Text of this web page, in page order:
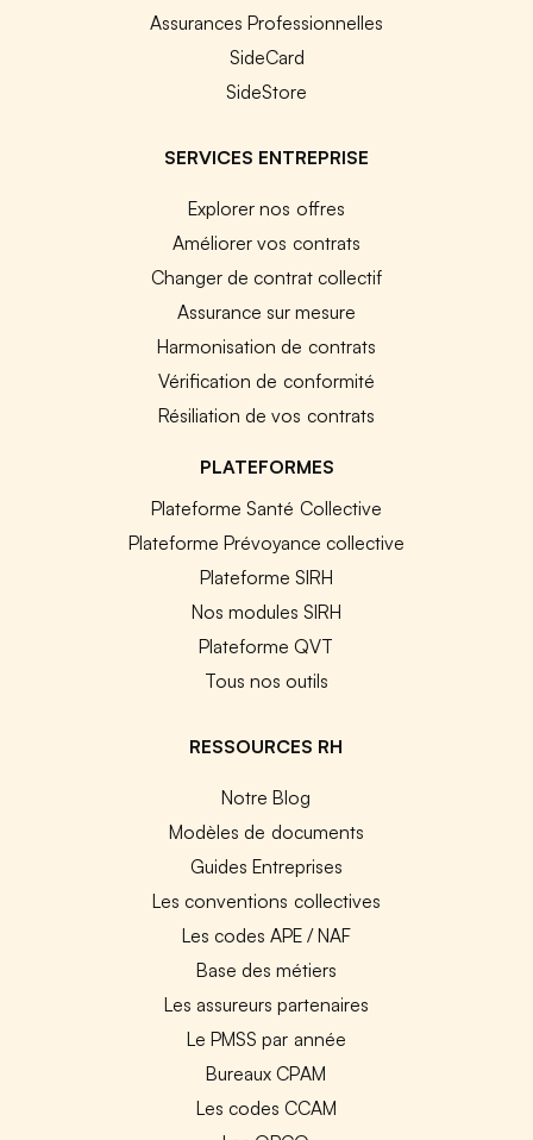
Assurances Professionnelles
SideCard
SideStore
SERVICES ENTREPRISE
Explorer nos offres
Améliorer vos contrats
Changer de contrat collectif
Assurance sur mesure
Harmonisation de contrats
Vérification de conformité
Résiliation de vos contrats
PLATEFORMES
Plateforme Santé Collective
Plateforme Prévoyance collective
Plateforme SIRH
Nos modules SIRH
Plateforme QVT
Tous nos outils
RESSOURCES RH
Notre Blog
Modèles de documents
Guides Entreprises
Les conventions collectives
Les codes APE / NAF
Base des métiers
Les assureurs partenaires
Le PMSS par année
Bureaux CPAM
Les codes CCAM